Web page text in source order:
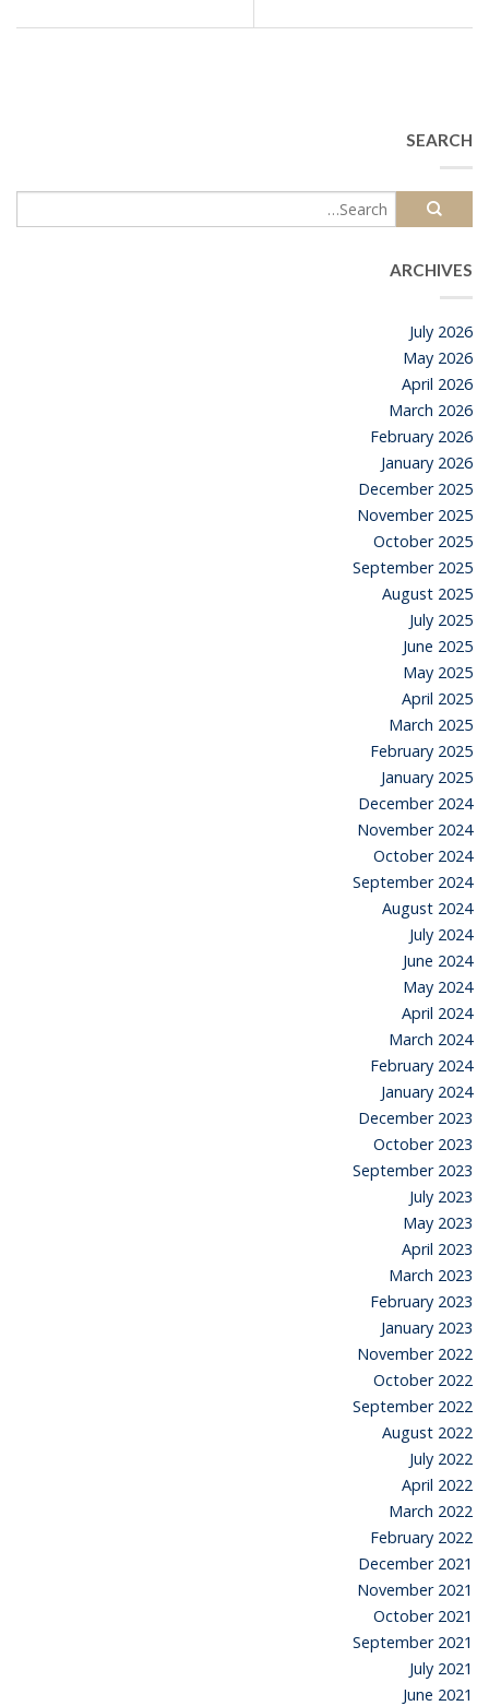
SEARCH
ARCHIVES
July 2026
May 2026
April 2026
March 2026
February 2026
January 2026
December 2025
November 2025
October 2025
September 2025
August 2025
July 2025
June 2025
May 2025
April 2025
March 2025
February 2025
January 2025
December 2024
November 2024
October 2024
September 2024
August 2024
July 2024
June 2024
May 2024
April 2024
March 2024
February 2024
January 2024
December 2023
October 2023
September 2023
July 2023
May 2023
April 2023
March 2023
February 2023
January 2023
November 2022
October 2022
September 2022
August 2022
July 2022
April 2022
March 2022
February 2022
December 2021
November 2021
October 2021
September 2021
July 2021
June 2021